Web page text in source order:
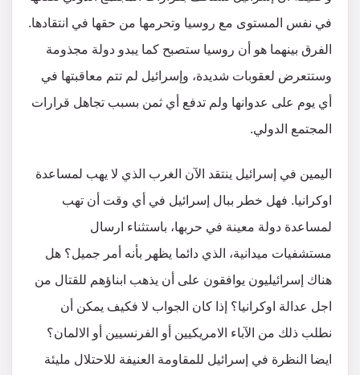
في نفس المستوى مع روسيا وتحرمها من حقها في انتقادها.
الفرق بينهما هو أن روسيا ستصبح كما يبدو دولة مجذومة
وستتعرض لعقوبات شديدة، وإسرائيل لم تتم معاقبتها في
أي يوم على عدوانها ولم تدفع أي ثمن بسبب تجاهل قرارات
المجتمع الدولي.
اليمين في إسرائيل ينتقد الآن الغرب الذي لا يهب لمساعدة
اوكرانيا. فهل خطر ببال إسرائيل في أي وقت أن تهب
لمساعدة دولة معينة في حربها، باستثناء ارسال
مستشفيات ميدانية، الذي دائما يظهر بأنه أمر جميل؟ هل
هناك إسرائيليون يوافقون على أن يذهب ابناؤهم للقتال من
اجل عدالة اوكرانيا؟ إذا كان الجواب لا فكيف يمكن أن
نطلب ذلك من الآباء الامريكيين أو الفرنسيين أو الالمان؟
ايضا النظرة في إسرائيل للمقاومة العنيفة للاحتلال مليئة